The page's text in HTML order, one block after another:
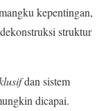
kepentingan,
struktur
dan sistem
dicapai.